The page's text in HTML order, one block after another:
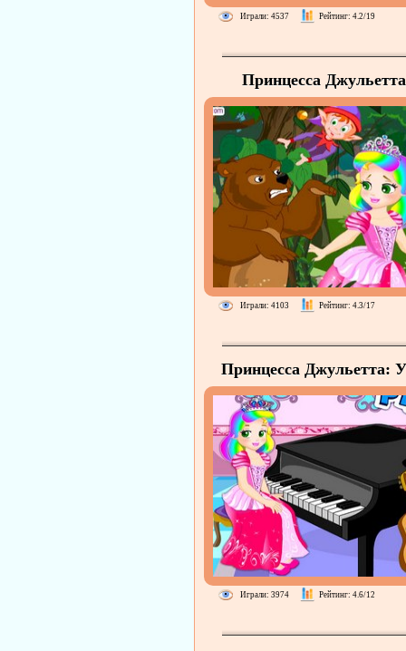
Играли: 4537 Рейтинг: 4.2/19
Принцесса
Лесные
Играли: 4103 Рейтинг: 4.3/17
Принцесса Джульетта:
Пианино
Играли: 3974 Рейтинг: 4.6/12